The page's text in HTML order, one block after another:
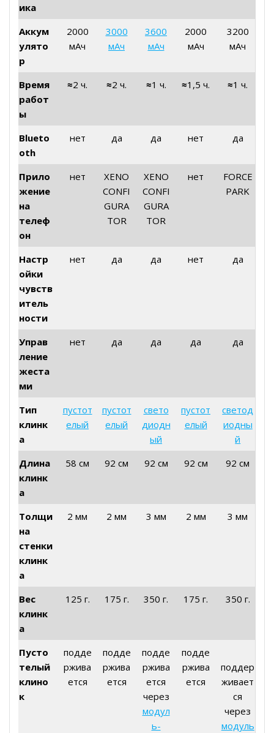
ика
Аккум
улято
р
2000
мАч
3000
мАч
3600
мАч
2000
мАч
3200
мАч
Время
работ
ы
≈2 ч. ≈2 ч. ≈1 ч. ≈1,5 ч. ≈1 ч.
Blueto
oth
нет да да нет да
Прило
жение
на
телеф
он
нет
XENO
CONFI
GURA
TOR
XENO
CONFI
GURA
TOR
нет
FORCE
PARK
Настр
ойки
чувств
итель
ности
нет да да нет да
Управ
ление
жеста
ми
нет да да да да
Тип
клинк
а
пустот
елый
пустот
елый
свето
диодн
ый
пустот
елый
светод
иодны
й
Длина
клинк
а
58 см 92 см 92 см 92 см 92 см
Толщи
на
стенки
клинк
а
2 мм 2 мм 3 мм 2 мм 3 мм
Вес
клинк
а
125 г. 175 г. 350 г. 175 г. 350 г.
Пусто
телый
клино
к
подде
ржива
ется
подде
ржива
ется
подде
ржива
ется
через
модул
ь-
подде
ржива
ется
поддер
живает
ся
через
модуль